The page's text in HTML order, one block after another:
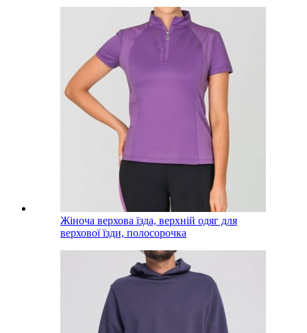
Жіноча верхова їзда, верхній одяг для
верхової їзди, полосорочка